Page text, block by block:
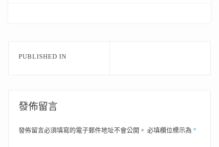
文
覽
PUBLISHED IN
發佈留言
發佈留言必須填寫的電子郵件地址不會公開。 必填欄位標示為 *